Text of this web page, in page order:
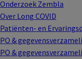
Onderzoek Zembla
Over Long COVID
Patiënten- en
PO &
PO &